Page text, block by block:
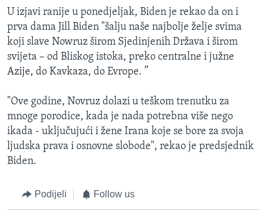
U izjavi ranije u ponedjeljak, Biden je rekao da on i
prva dama Jill Biden "šalju naše najbolje želje svima
koji slave Nowruz širom Sjedinjenih Država i širom
svijeta – od Bliskog istoka, preko centralne i južne
Azije, do Kavkaza, do Evrope. ”
"Ove godine, Novruz dolazi u teškom trenutku za
mnoge porodice, kada je nada potrebna više nego
ikada - uključujući i žene Irana koje se bore za svoja
ljudska prava i osnovne slobode", rekao je predsjednik
Biden.
Podijeli Follow us